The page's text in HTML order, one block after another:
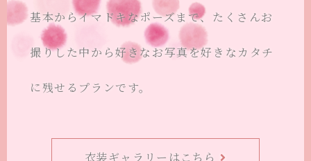
基本からイマドキなポーズまで、たくさんお
撮りした中から好きなお写真を好きなカタチ
に残せるプランです。
衣装ギャラリーはこちら